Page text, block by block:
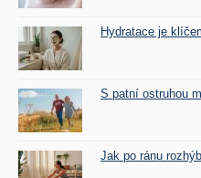
Hydratace je
S patní ostruhou
Jak po ránu